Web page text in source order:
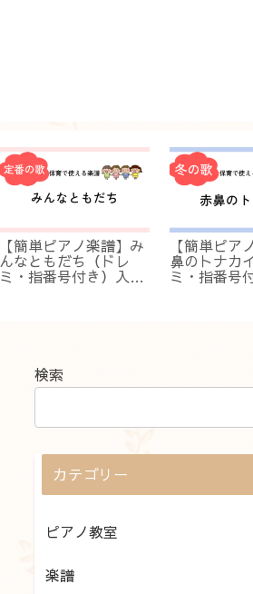
【簡単ピアノ楽譜】み
んなともだち（ドレ
ミ・指番号付き）入
【簡単ピア
鼻のトナカ
ミ・指番号
検索
カテゴリー
ピアノ教室
楽譜